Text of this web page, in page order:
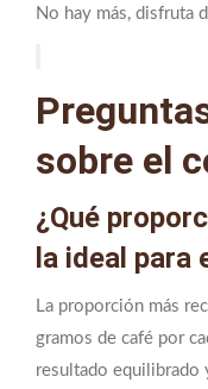
No hay más, disfruta
sobre el
¿Qué
la ideal para
La proporción más
gramos de café por
resultado equilibrado